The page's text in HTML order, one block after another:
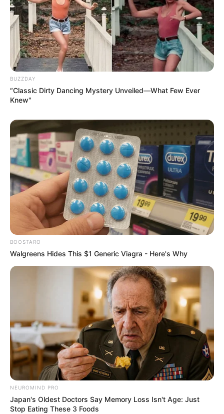
BUZZDAY
“Classic Dirty Dancing Mystery Unveiled—What Few Ever
Knew"
BOOSTARO
Walgreens Hides This $1 Generic Viagra - Here's Why
NEUROMIND PRO
Japan's Oldest Doctors Say Memory Loss Isn't Age: Just
Stop Eating These 3 Foods